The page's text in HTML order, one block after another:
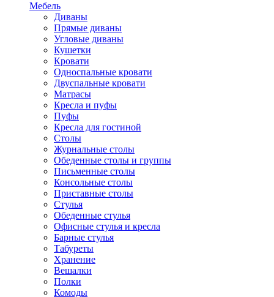
Мебель
Диваны
Прямые диваны
Угловые диваны
Кушетки
Кровати
Односпальные кровати
Двуспальные кровати
Матрасы
Кресла и пуфы
Пуфы
Кресла для гостиной
Столы
Журнальные столы
Обеденные столы и группы
Письменные столы
Консольные столы
Приставные столы
Стулья
Обеденные стулья
Офисные стулья и кресла
Барные стулья
Табуреты
Хранение
Вешалки
Полки
Комоды